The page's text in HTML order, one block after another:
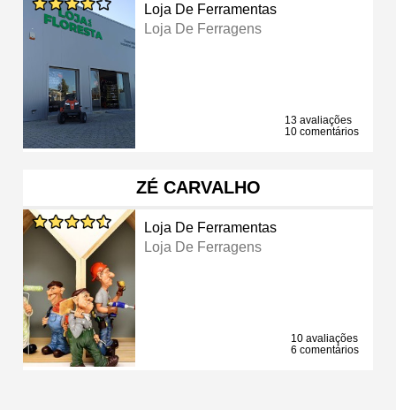
Loja De Ferramentas
Loja De Ferragens
13 avaliações
10 comentários
ZÉ CARVALHO
Loja De Ferramentas
Loja De Ferragens
10 avaliações
6 comentários